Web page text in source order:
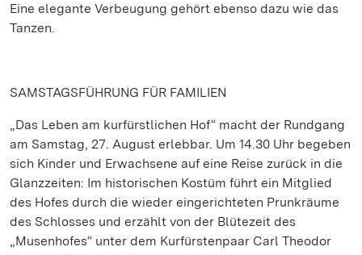
Eine elegante Verbeugung gehört ebenso dazu wie das
Tanzen.
SAMSTAGSFÜHRUNG FÜR FAMILIEN
„Das Leben am kurfürstlichen Hof“ macht der Rundgang
am Samstag, 27. August erlebbar. Um 14.30 Uhr begeben
sich Kinder und Erwachsene auf eine Reise zurück in die
Glanzzeiten: Im historischen Kostüm führt ein Mitglied
des Hofes durch die wieder eingerichteten Prunkräume
des Schlosses und erzählt von der Blütezeit des
„Musenhofes“ unter dem Kurfürstenpaar Carl Theodor